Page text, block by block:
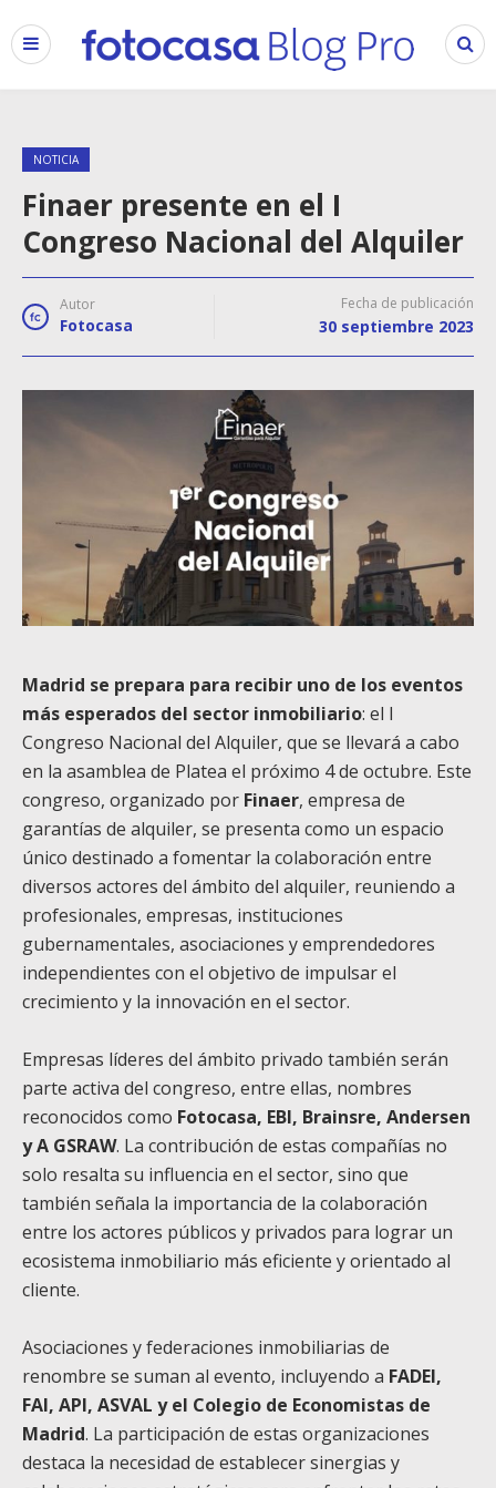
NOTICIA
Finaer presente en el I
Congreso Nacional del Alquiler
Autor
Fotocasa
Fecha de publicación
30 septiembre 2023
Madrid se prepara para recibir uno de los eventos
más esperados del sector inmobiliario: el I
Congreso Nacional del Alquiler, que se llevará a cabo
en la asamblea de Platea el próximo 4 de octubre. Este
congreso, organizado por Finaer, empresa de
garantías de alquiler, se presenta como un espacio
único destinado a fomentar la colaboración entre
diversos actores del ámbito del alquiler, reuniendo a
profesionales, empresas, instituciones
gubernamentales, asociaciones y emprendedores
independientes con el objetivo de impulsar el
crecimiento y la innovación en el sector.
Empresas líderes del ámbito privado también serán
parte activa del congreso, entre ellas, nombres
reconocidos como Fotocasa, EBI, Brainsre, Andersen
y A GSRAW. La contribución de estas compañías no
solo resalta su influencia en el sector, sino que
también señala la importancia de la colaboración
entre los actores públicos y privados para lograr un
ecosistema inmobiliario más eficiente y orientado al
cliente.
Asociaciones y federaciones inmobiliarias de
renombre se suman al evento, incluyendo a FADEI,
FAI, API, ASVAL y el Colegio de Economistas de
Madrid. La participación de estas organizaciones
destaca la necesidad de establecer sinergias y